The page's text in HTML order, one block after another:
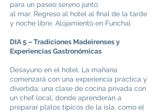
para un paseo sereno junto
al mar. Regreso al hotel al final de la tarde
y noche libre. Alojamiento en Funchal
DIA 5 – Tradiciones Madeirenses y
Experiencias Gastronómicas
Desayuno en el hotel. La mañana
comenzará con una experiencia práctica y
divertida: una clase de cocina privada con
un chef local, donde aprenderán a
preparar platos típicos de la isla, como el